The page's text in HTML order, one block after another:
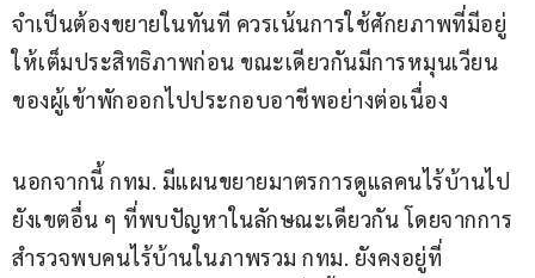
จำเป็นต้องขยายในทันที ควรเน้นการใช้ศักยภาพที่มีอยู่
ให้เต็มประสิทธิภาพก่อน ขณะเดียวกันมีการหมุนเวียน
ของผู้เข้าพักออกไปประกอบอาชีพอย่างต่อเนื่อง
นอกจากนี้ กทม. มีแผนขยายมาตรการดูแลคนไร้บ้านไป
ยังเขตอื่น ๆ ที่พบปัญหาในลักษณะเดียวกัน โดยจากการ
สำรวจพบคนไร้บ้านในภาพรวม กทม. ยังคงอยู่ที่